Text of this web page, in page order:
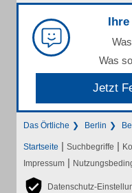
Was
Jetzt
Das Örtliche Berlin
Startseite | Suchbegriffe |
Impressum |
Datenschutz-